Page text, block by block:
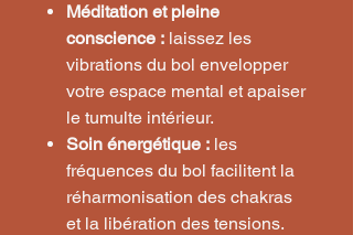
Méditation et pleine
conscience : laissez les
vibrations du bol envelopper
votre espace mental et apaiser
le tumulte intérieur.
Soin énergétique : les
fréquences du bol facilitent la
réharmonisation des chakras
et la libération des tensions.